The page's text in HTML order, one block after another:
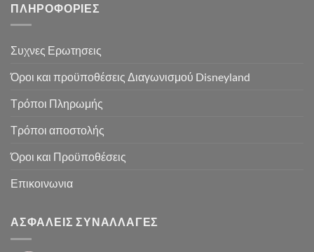
ΠΛΗΡΟΦΟΡΙΕΣ
Συχνες Ερωτησεις
Όροι και προϋποθέσεις Διαγωνισμού Disneyland
Τρόποι Πληρωμής
Τρόποι αποστολής
Όροι και Προϋποθέσεις
Επικοινωνια
ΑΣΦΑΛΕΙΣ ΣΥΝΑΛΛΑΓΕΣ